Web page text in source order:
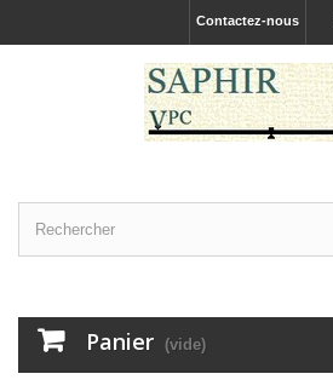
Contactez-nous
Panier (vide)